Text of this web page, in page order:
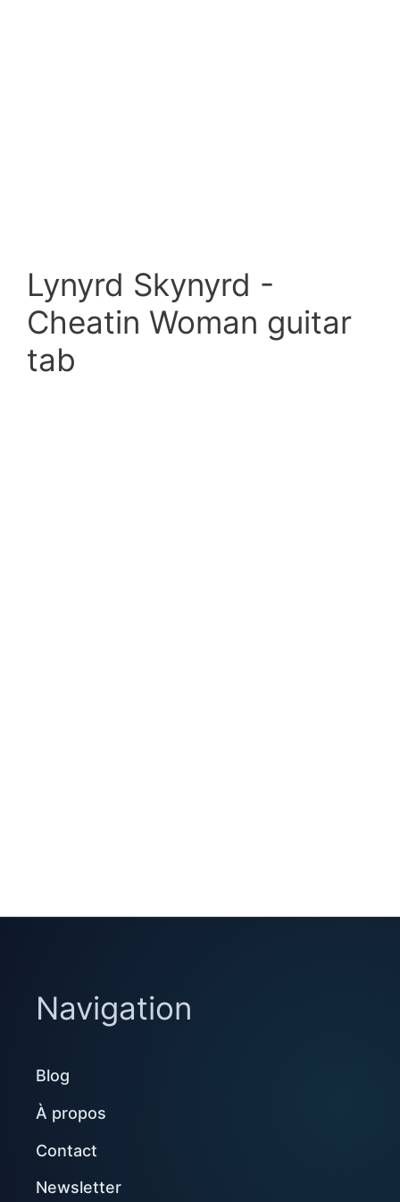
Lynyrd Skynyrd -
Cheatin Woman guitar
tab
Navigation
Blog
À propos
Contact
Newsletter